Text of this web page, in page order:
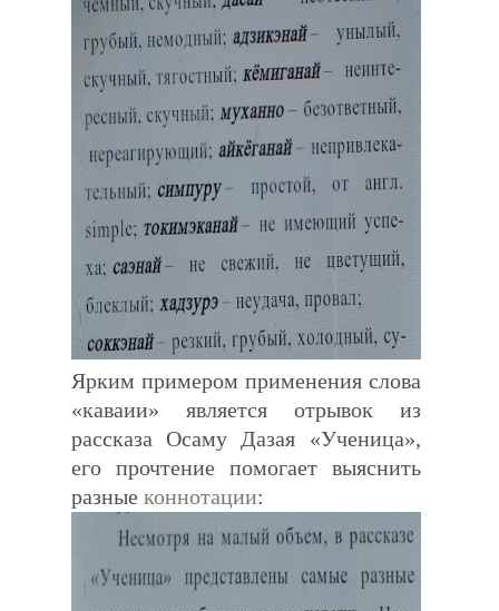
Ярким примером применения слова
«каваии» является отрывок из
рассказа Осаму Дазая «Ученица»,
его прочтение помогает выяснить
разные коннотации: